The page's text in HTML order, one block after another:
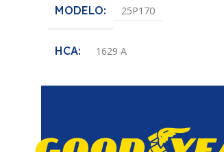
MODELO 25P170
HCA 1629 A